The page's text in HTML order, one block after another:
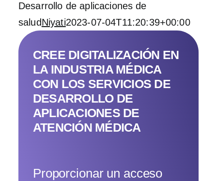
Services
Contratar
Acerca de IT
Desarrollo de aplicaciones de
saludNiyati2023-07-04T11:20:39+00:00
CREE DIGITALIZACIÓN EN
LA INDUSTRIA MÉDICA
CON LOS SERVICIOS DE
DESARROLLO DE
APLICACIONES DE
ATENCIÓN MÉDICA
Proporcionar un acceso